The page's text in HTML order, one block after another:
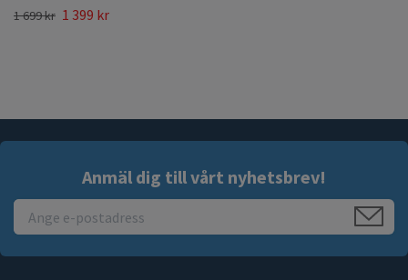
1 699 kr 1 399 kr
Anmäl dig till vårt nyhetsbrev!